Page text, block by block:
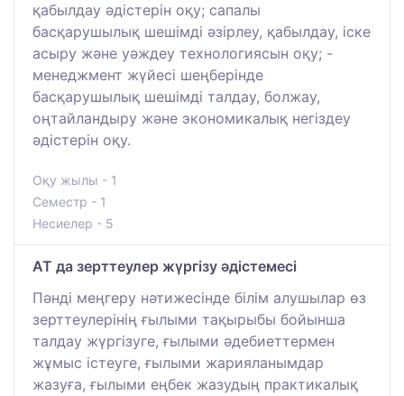
қабылдау әдістерін оқу; сапалы
басқарушылық шешімді әзірлеу, қабылдау, іске
асыру және уәждеу технологиясын оқу; -
менеджмент жүйесі шеңберінде
басқарушылық шешімді талдау, болжау,
оңтайландыру және экономикалық негіздеу
әдістерін оқу.
Оқу жылы - 1
Семестр - 1
Несиелер - 5
АТ да зерттеулер жүргізу әдістемесі
Пәнді меңгеру нәтижесінде білім алушылар өз
зерттеулерінің ғылыми тақырыбы бойынша
талдау жүргізуге, ғылыми әдебиеттермен
жұмыс істеуге, ғылыми жарияланымдар
жазуға, ғылыми еңбек жазудың практикалық